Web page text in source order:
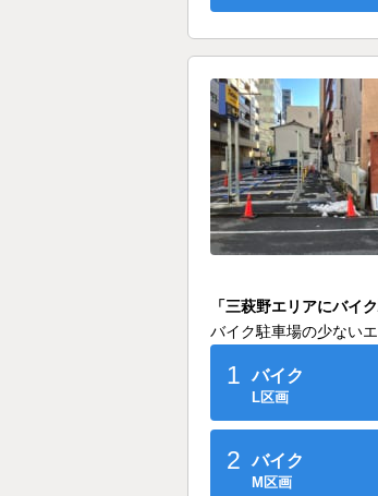
「三萩野エリアにバイ
バイク駐車場の少ない
1 バイク
L区画
2 バイク
M区画